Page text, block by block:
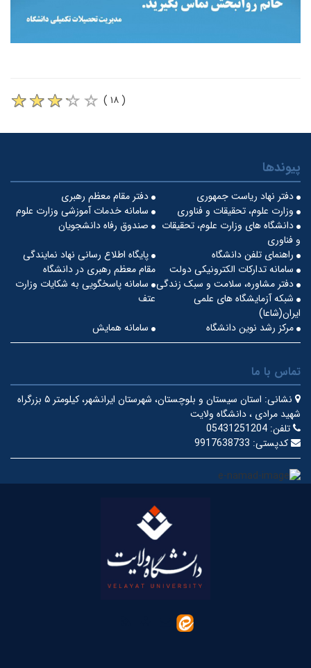
( ۱۸ )
پیوندها
دفتر مقام معظم رهبری
دفتر نهاد ریاست جمهوری
سامانه خدمات آموزشی وزارت علوم
وزارت علوم، تحقیقات و فناوری
صندوق رفاه دانشجویان
دانشگاه های وزارت علوم، تحقیقات
و فناوری
پایگاه اطلاع رسانی نهاد نمایندگی
مقام معظم رهبری در دانشگاه
راهنمای تلفن دانشگاه
سامانه تدارکات الکترونیکی دولت
سامانه پاسخگویی به شکایات وزارت
عتف
دفتر مشاوره، سلامت و سبک زندگی
شبکه آزمایشگاه های علمی
ایران(شاعا)
سامانه همایش
مرکز رشد نوین دانشگاه
تماس با ما
نشانی:
استان سیستان و بلوچستان، شهرستان ایرانشهر، کیلومتر ۵ بزرگراه
شهید مرادی ، دانشگاه ولایت
تلفن: 05431251204
کدپستی: 9917638733